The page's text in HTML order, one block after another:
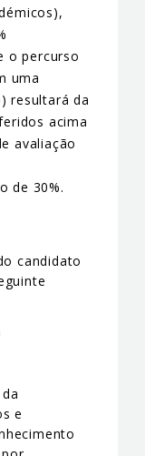
o percurso
uma
resultará da
acima
avaliação
de 30%.
candidato
e